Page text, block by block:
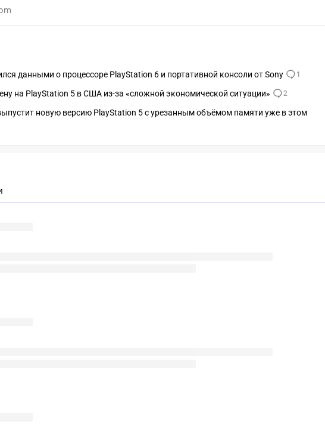
данными о процессоре PlayStation 6 и портативной консоли от Sony 1
на PlayStation 5 в США из-за «сложной экономической ситуации» 2
новую версию PlayStation 5 с урезанным объёмом памяти уже в этом